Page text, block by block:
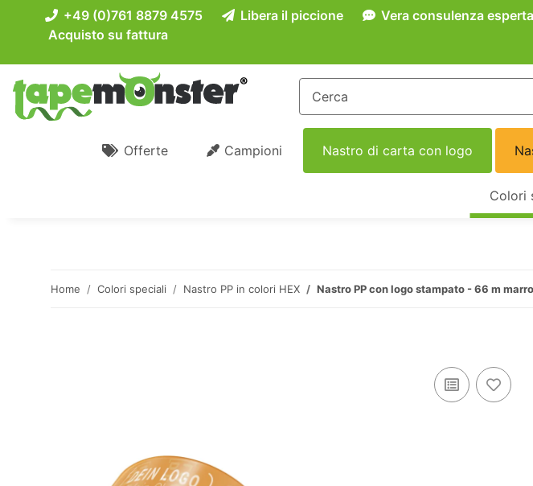
+49 (0)761 8879 4575 Libera il piccione Vera consulenza esperta
Acquisto su fattura
Offerte Campioni Nastro di carta con logo
Colori
Home Colori speciali Nastro PP in colori HEX Nastro PP con logo stampato - 66 m